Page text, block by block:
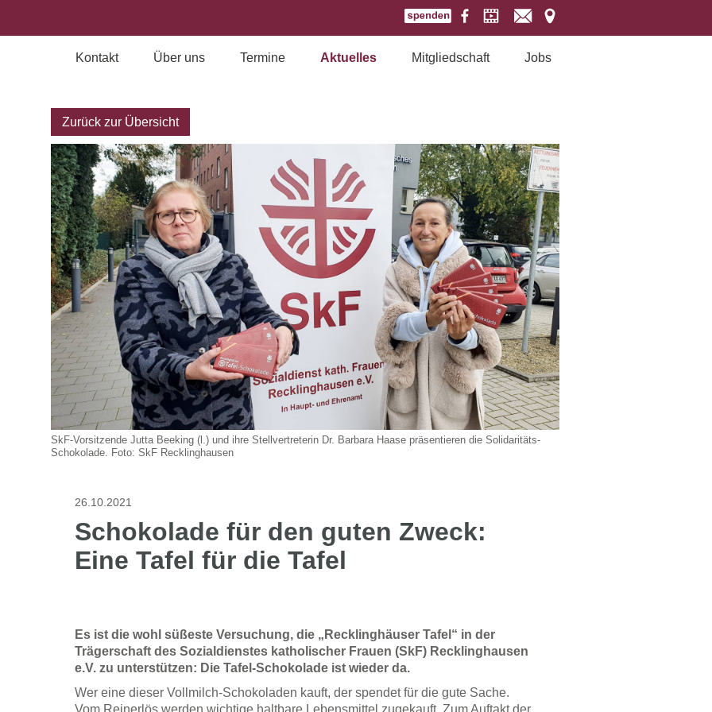
Kontakt Über uns Termine
Aktuelles
Mitgliedschaft Jobs
Zurück zur Übersicht
SkF-Vorsitzende Jutta Beeking (l.) und ihre Stellvertreterin Dr. Barbara Haase präsentieren die Solidaritäts-
Schokolade. Foto: SkF Recklinghausen
26.10.2021
Schokolade für den guten Zweck:
Eine Tafel für die Tafel
Es ist die wohl süßeste Versuchung, die „Recklinghäuser Tafel“ in der
Trägerschaft des Sozialdienstes katholischer Frauen (SkF) Recklinghausen
e.V. zu unterstützen: Die Tafel-Schokolade ist wieder da.
Wer eine dieser Vollmilch-Schokoladen kauft, der spendet für die gute Sache.
Vom Reinerlös werden wichtige haltbare Lebensmittel zugekauft. Zum Auftakt der